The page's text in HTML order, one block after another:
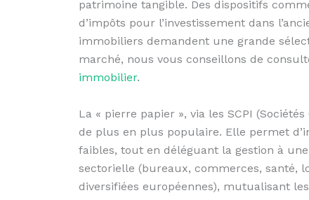
patrimoine tangible. Des dispositifs
d’impôts pour l’investissement dans
immobiliers demandent une grande
marché, nous vous conseillons de
immobilier.
La « pierre papier », via les SCPI
de plus en plus populaire. Elle permet
faibles, tout en déléguant la gestion à
sectorielle (bureaux, commerces, santé,
diversifiées européennes), mutualisant